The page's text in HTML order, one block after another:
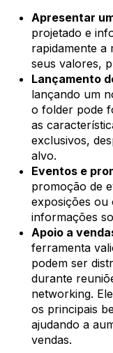
Apresentar
projetado e
rapidamente a
seus valores,
Lançamento
lançando um
o folder pode
as
exclusivos,
alvo.
Eventos e
promoção de
exposições ou
informações
Apoio a
ferramenta
podem ser
durante
networking.
os principais
ajudando a
vendas.